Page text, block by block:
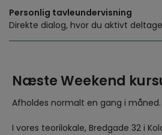
Personlig tavleundervisning
Direkte dialog, hvor du aktivt
Næste Weekend
Afholdes normalt en gang i måned.
I vores teorilokale, Bredgade 32 i